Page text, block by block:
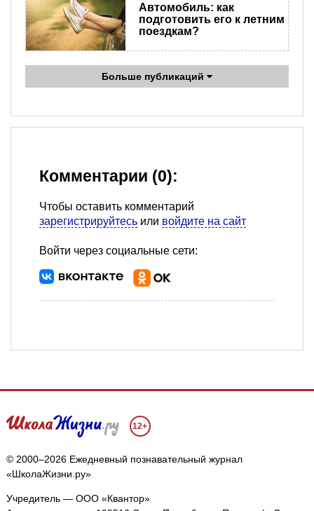
Автомобиль: как
подготовить его к летним
поездкам?
Больше публикаций
Комментарии (0):
Чтобы оставить комментарий
зарегистрируйтесь или войдите на сайт
Войти через социальные сети:
12+
© 2000–2026 Ежедневный познавательный журнал
«ШколаЖизни.ру»
Учредитель — ООО «Квантор»